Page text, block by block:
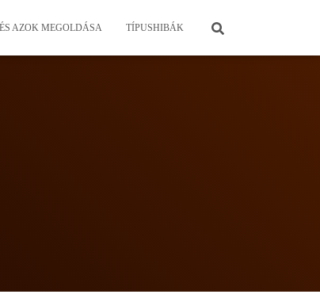
AZOK MEGOLDÁSA TÍPUSHIBÁK